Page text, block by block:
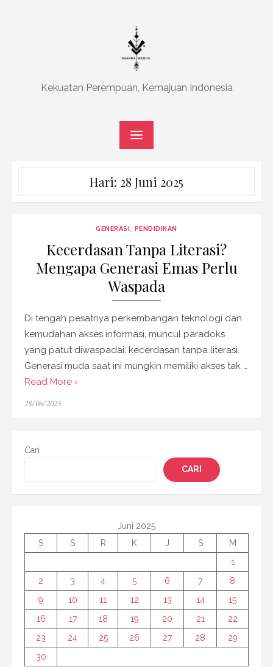
Kekuatan Perempuan, Kemajuan Indonesia
Hari: 28 Juni 2025
GENERASI, PENDIDIKAN
Kecerdasan Tanpa Literasi?
Mengapa Generasi Emas Perlu
Waspada
Di tengah pesatnya perkembangan teknologi dan
kemudahan akses informasi, muncul paradoks
yang patut diwaspadai: kecerdasan tanpa literasi.
Generasi muda saat ini mungkin memiliki akses tak …
Read More ›
Posted
28/06/2025
Cari
CARI
Juni 2025
S
S R K J S
M
1
2
3 4 5 6 7
8
9
10 11 12 13 14
15
16
17 18 19 20 21
22
23
24 25 26 27 28
29
30